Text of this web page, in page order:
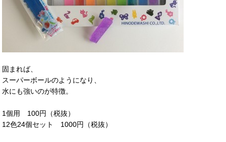
固まれば、
スーパーボールのようになり、
水にも強いのが特徴。
1個用 100円（税抜）
12色24個セット 1000円（税抜）